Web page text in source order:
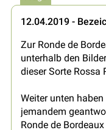
12.04.2019 -
Zur Ronde de
unterhalb den
dieser Sorte Rossa
Weiter unten
jemandem
Ronde de